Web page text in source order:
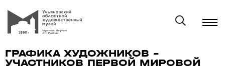
ГРАФИКА ХУДОЖНИКОВ –
УЧАСТНИКОВ ПЕРВОЙ МИРОВОЙ